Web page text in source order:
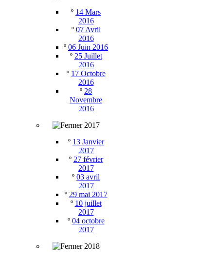
º 14 Mars
2016
º 07 Avril
2016
º 06 Juin 2016
º 25 Juillet
2016
º 17 Octobre
2016
º 28
Novembre
2016
2017
º 13 Janvier
2017
º 27 février
2017
º 03 avril
2017
º 29 mai 2017
º 10 juillet
2017
º 04 octobre
2017
2018